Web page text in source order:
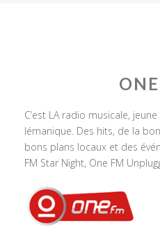
C’est LA radio musicale,
lémanique. Des hits, de la
bons plans locaux et des
FM Star Night, One FM